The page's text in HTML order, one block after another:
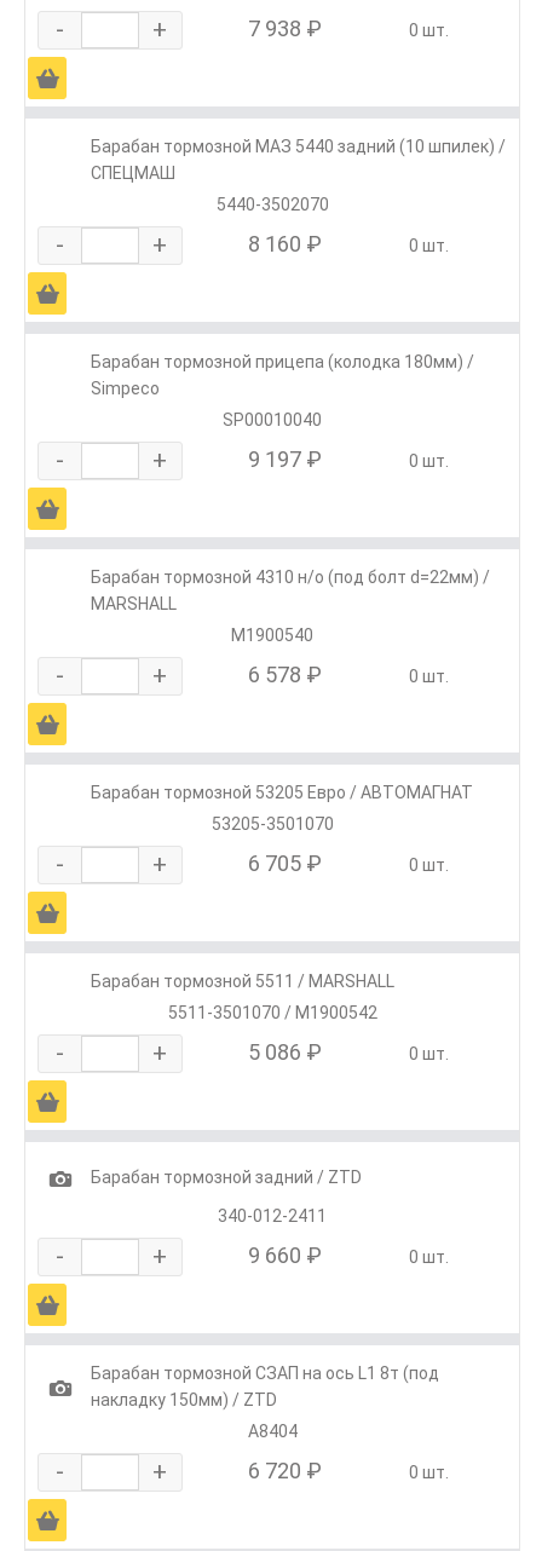
- + 7 938 ₽ 0 шт.
Ä
Барабан тормозной МАЗ 5440 задний (10 шпилек) /
СПЕЦМАШ
5440-3502070
- + 8 160 ₽ 0 шт.
Ä
Барабан тормозной прицепа (колодка 180мм) /
Simpeco
SP00010040
- + 9 197 ₽ 0 шт.
Ä
Барабан тормозной 4310 н/о (под болт d=22мм) /
MARSHALL
M1900540
- + 6 578 ₽ 0 шт.
Ä
Барабан тормозной 53205 Евро / АВТОМАГНАТ
53205-3501070
- + 6 705 ₽ 0 шт.
Ä
Барабан тормозной 5511 / MARSHALL
5511-3501070 / M1900542
- + 5 086 ₽ 0 шт.
Ä
1
Барабан тормозной задний / ZTD
340-012-2411
- + 9 660 ₽ 0 шт.
Ä
1
Барабан тормозной СЗАП на ось L1 8т (под
накладку 150мм) / ZTD
А8404
- + 6 720 ₽ 0 шт.
Ä